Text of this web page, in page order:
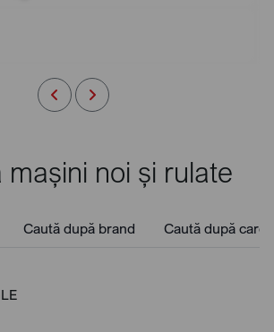
noi și rulate
Caută după brand Caută după